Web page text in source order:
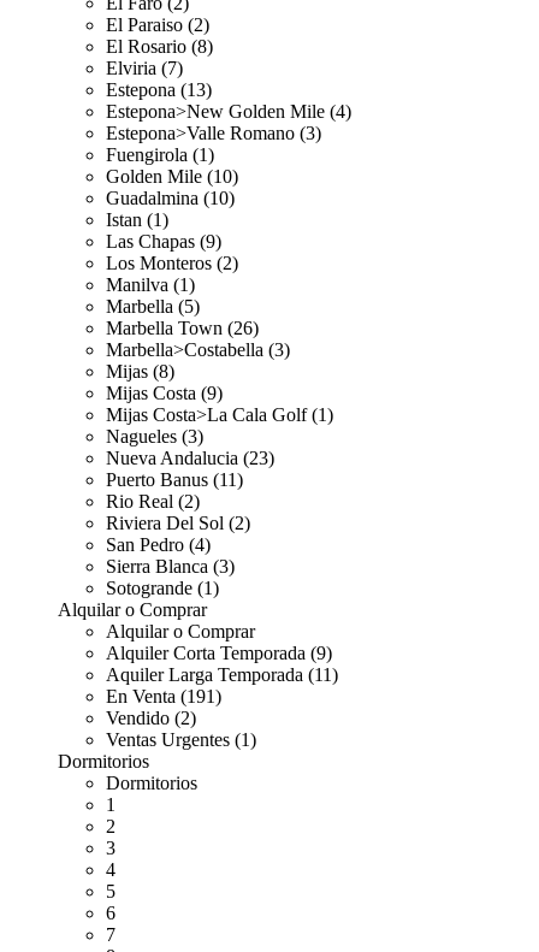
El Paraiso (2)
El Rosario (8)
Elviria (7)
Estepona (13)
Estepona>New Golden Mile (4)
Estepona>Valle Romano (3)
Fuengirola (1)
Golden Mile (10)
Guadalmina (10)
Istan (1)
Las Chapas (9)
Los Monteros (2)
Manilva (1)
Marbella (5)
Marbella Town (26)
Marbella>Costabella (3)
Mijas (8)
Mijas Costa (9)
Mijas Costa>La Cala Golf (1)
Nagueles (3)
Nueva Andalucia (23)
Puerto Banus (11)
Rio Real (2)
Riviera Del Sol (2)
San Pedro (4)
Sierra Blanca (3)
Sotogrande (1)
Alquilar o Comprar
Alquilar o Comprar
Alquiler Corta Temporada (9)
Aquiler Larga Temporada (11)
En Venta (191)
Vendido (2)
Ventas Urgentes (1)
Dormitorios
Dormitorios
1
2
3
4
5
6
7